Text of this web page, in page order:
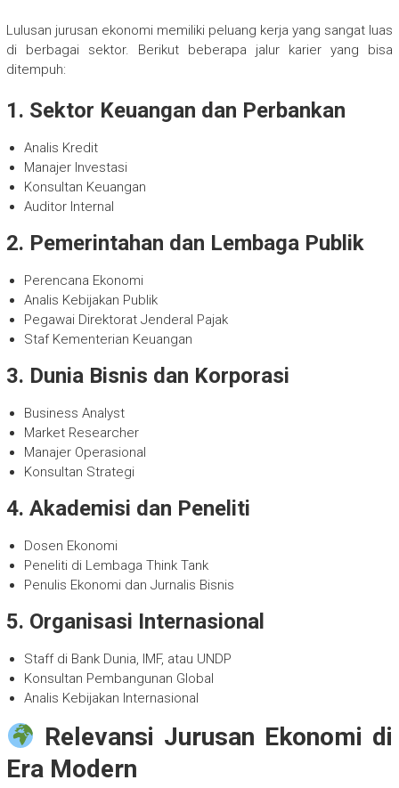
Lulusan jurusan ekonomi memiliki peluang kerja yang sangat luas
di berbagai sektor. Berikut beberapa jalur karier yang bisa
ditempuh:
1. Sektor Keuangan dan Perbankan
Analis Kredit
Manajer Investasi
Konsultan Keuangan
Auditor Internal
2. Pemerintahan dan Lembaga Publik
Perencana Ekonomi
Analis Kebijakan Publik
Pegawai Direktorat Jenderal Pajak
Staf Kementerian Keuangan
3. Dunia Bisnis dan Korporasi
Business Analyst
Market Researcher
Manajer Operasional
Konsultan Strategi
4. Akademisi dan Peneliti
Dosen Ekonomi
Peneliti di Lembaga Think Tank
Penulis Ekonomi dan Jurnalis Bisnis
5. Organisasi Internasional
Staff di Bank Dunia, IMF, atau UNDP
Konsultan Pembangunan Global
Analis Kebijakan Internasional
Relevansi Jurusan Ekonomi di
Era Modern